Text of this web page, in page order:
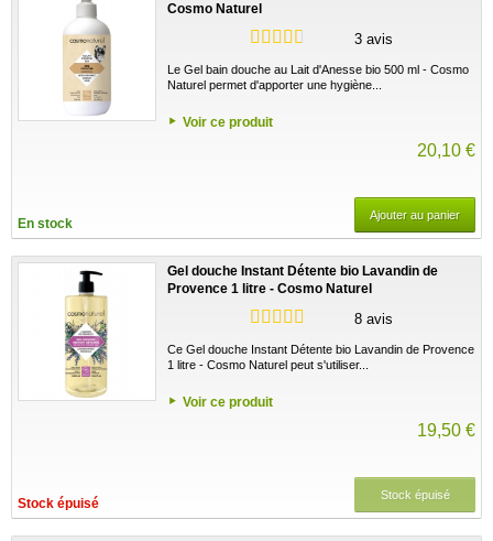
Cosmo Naturel
3 avis
Le Gel bain douche au Lait d'Anesse bio 500 ml - Cosmo
Naturel permet d'apporter une hygiène...
Voir ce produit
20,10 €
En stock
Ajouter au panier
Gel douche Instant Détente bio Lavandin de
Provence 1 litre - Cosmo Naturel
8 avis
Ce Gel douche Instant Détente bio Lavandin de Provence
1 litre - Cosmo Naturel peut s'utiliser...
Voir ce produit
19,50 €
Stock épuisé
Stock épuisé